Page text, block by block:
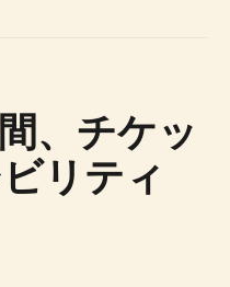
、チケッ
リティ